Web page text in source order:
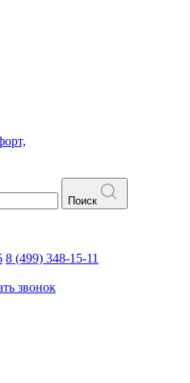
Поиск
8 (499) 348-15-11
звонок